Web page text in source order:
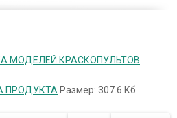
МОДЕЛЕЙ КРАСКОПУЛЬТОВ
ПРОДУКТА Размер: 307.6 Кб